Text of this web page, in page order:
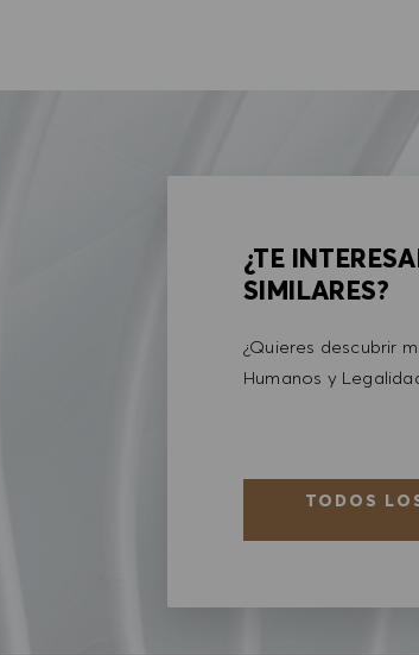
¿TE
SIMILARES?
¿Quieres descubrir
Humanos y
TODOS